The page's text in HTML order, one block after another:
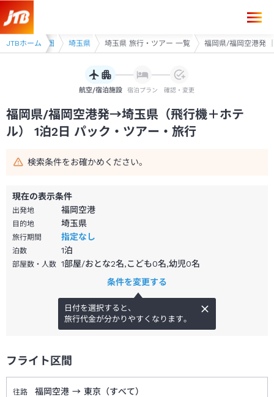
JTBホーム
アー 首都圏 埼玉県 埼玉県 旅行・ツアー 一覧 福岡県/福岡空港発
航空/宿泊施設 宿泊プラン 確認・変更
福岡県/福岡空港発→埼玉県（飛行機＋ホテ
ル） 1泊2日 パック・ツアー・旅行
検索条件をお確かめください。
現在の表示条件
出発地 福岡空港
目的地 埼玉県
旅行期間 指定なし
泊数 1泊
部屋数・人数 1部屋/おとな2名,こども0名,幼児0名
条件を変更する
日付を選択すると、
旅行代金が分かりやすくなります。
フライト区間
往路 福岡空港 → 東京（すべて）